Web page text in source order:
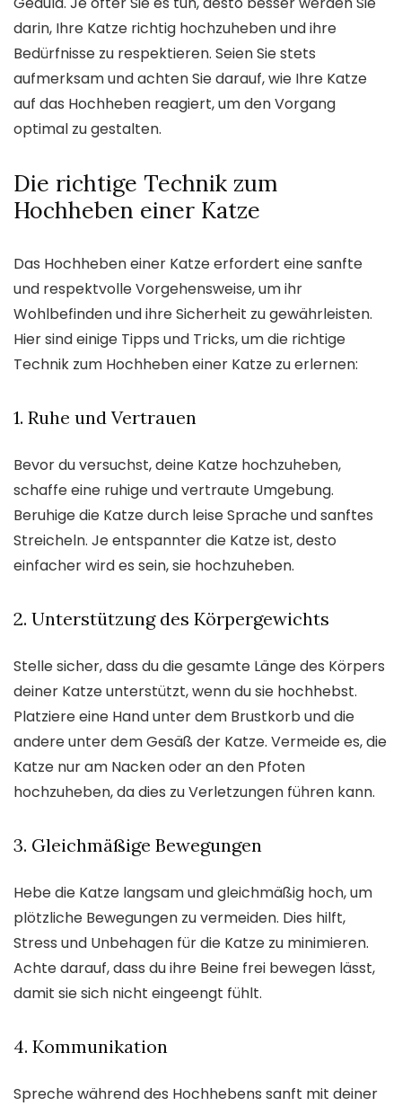
darin, Ihre Katze richtig hochzuheben und ihre
Bedürfnisse zu respektieren. Seien Sie stets
aufmerksam und achten Sie darauf, wie Ihre Katze
auf das Hochheben reagiert, um den Vorgang
optimal zu gestalten.
Die richtige Technik zum
Hochheben einer Katze
Das Hochheben einer Katze erfordert eine sanfte
und respektvolle Vorgehensweise, um ihr
Wohlbefinden und ihre Sicherheit zu gewährleisten.
Hier sind einige Tipps und Tricks, um die richtige
Technik zum Hochheben einer Katze zu erlernen:
1. Ruhe und Vertrauen
Bevor du versuchst, deine Katze hochzuheben,
schaffe eine ruhige und vertraute Umgebung.
Beruhige die Katze durch leise Sprache und sanftes
Streicheln. Je entspannter die Katze ist, desto
einfacher wird es sein, sie hochzuheben.
2. Unterstützung des Körpergewichts
Stelle sicher, dass du die gesamte Länge des Körpers
deiner Katze unterstützt, wenn du sie hochhebst.
Platziere eine Hand unter dem Brustkorb und die
andere unter dem Gesäß der Katze. Vermeide es, die
Katze nur am Nacken oder an den Pfoten
hochzuheben, da dies zu Verletzungen führen kann.
3. Gleichmäßige Bewegungen
Hebe die Katze langsam und gleichmäßig hoch, um
plötzliche Bewegungen zu vermeiden. Dies hilft,
Stress und Unbehagen für die Katze zu minimieren.
Achte darauf, dass du ihre Beine frei bewegen lässt,
damit sie sich nicht eingeengt fühlt.
4. Kommunikation
Spreche während des Hochhebens sanft mit deiner